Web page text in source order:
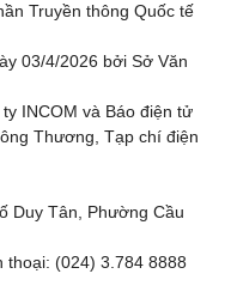
Truyền thông Quốc tế
03/4/2026 bởi Sở Văn
INCOM và Báo điện tử
Thương, Tạp chí điện
Duy Tân, Phường Cầu
thoại: (024) 3.784 8888